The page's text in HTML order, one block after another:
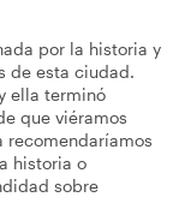
por la historia y
de esta ciudad.
ella terminó
que viéramos
recomendaríamos
historia o
sobre